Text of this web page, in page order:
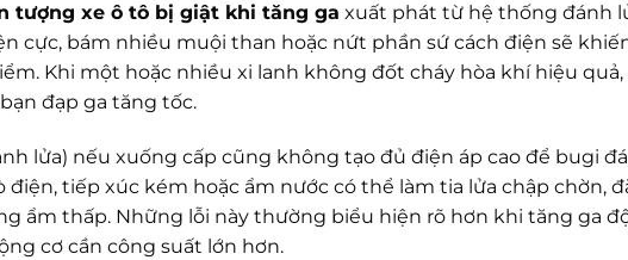
tượng xe ô tô bị giật khi tăng ga xuất phát từ hệ thống đánh
cực, bám nhiều muội than hoặc nứt phần sứ cách điện sẽ
Khi một hoặc nhiều xi lanh không đốt cháy hòa khí hiệu quả,
đạp ga tăng tốc.
lửa) nếu xuống cấp cũng không tạo đủ điện áp cao để bugi
điện, tiếp xúc kém hoặc ẩm nước có thể làm tia lửa chập chờn,
ẩm thấp. Những lỗi này thường biểu hiện rõ hơn khi tăng ga
cơ cần công suất lớn hơn.